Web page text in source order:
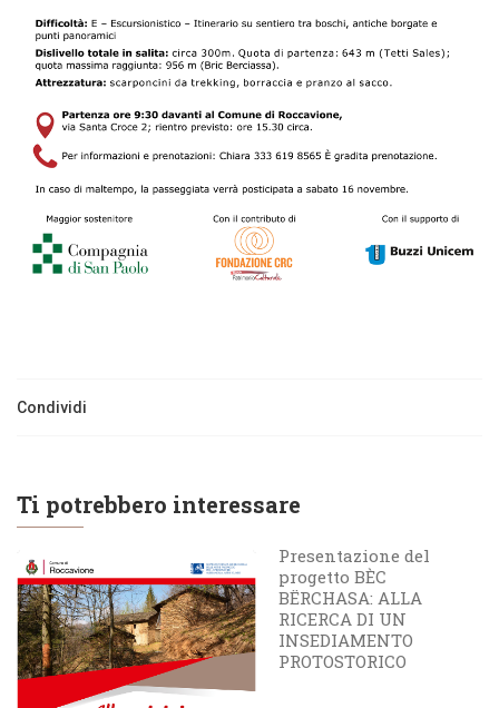
Condividi
Ti potrebbero interessare
Presentazione del
progetto BÈC
BËRCHASA: ALLA
RICERCA DI UN
INSEDIAMENTO
PROTOSTORICO